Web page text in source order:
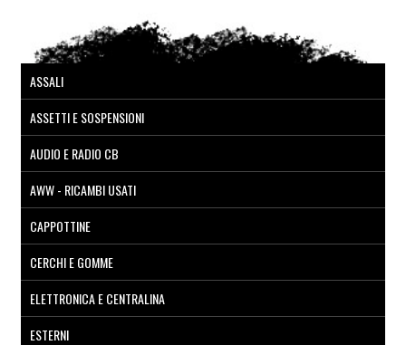
ASSALI
ASSETTI E SOSPENSIONI
AUDIO E RADIO CB
AWW - RICAMBI USATI
CAPPOTTINE
CERCHI E GOMME
ELETTRONICA E CENTRALINA
ESTERNI